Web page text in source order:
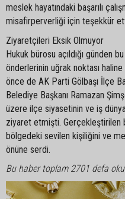
meslek hayatındaki başarılı
misafirperverliği için teşekkür
Ziyaretçileri Eksik Olmuyor
Hukuk bürosu açıldığı günden
önderlerinin uğrak noktası
önce de AK Parti Gölbaşı İlçe
Belediye Başkanı Ramazan
üzere ilçe siyasetinin ve iş
ziyaret etmişti. Gerçekleştirilen
bölgedeki sevilen kişiliğini ve
önüne serdi.
Bu haber toplam 2701 defa